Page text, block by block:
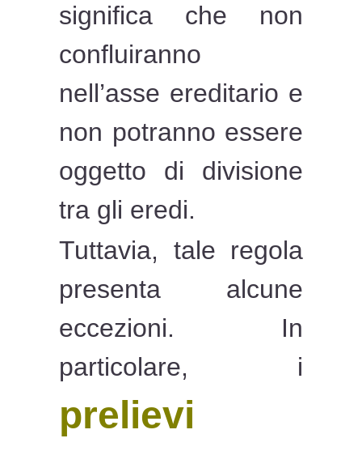
significa che non
confluiranno
nell’asse ereditario e
non potranno essere
oggetto di divisione
tra gli eredi.
Tuttavia, tale regola
presenta alcune
eccezioni. In
particolare, i
prelievi